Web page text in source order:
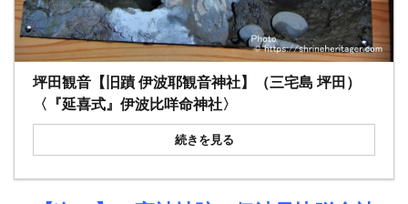
坪田観音【旧蹟 伊波耶観音神社】（三宅島 坪田）
〈『延喜式』伊波比咩命神社〉
続きを見る